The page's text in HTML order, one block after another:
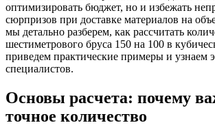
оптимизировать бюджет, но и избежать
сюрпризов при доставке материалов на
мы детально разберем, как рассчитать
шестиметрового бруса 150 на 100 в
приведем практические примеры и узнаем
специалистов.
Основы расчета: почему
точное количество